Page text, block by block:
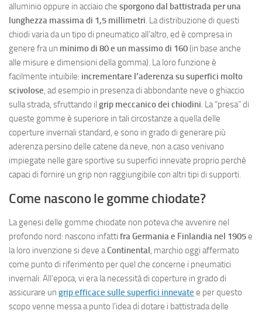
alluminio oppure in acciaio che sporgono dal battistrada per una
lunghezza massima di 1,5 millimetri . La distribuzione di questi
chiodi varia da un tipo di pneumatico all’altro, ed è compresa in
genere fra un minimo di 80 e un massimo di 160(in base anche
alle misure e dimensioni della gomma). La loro funzione è
facilmente intuibile: incrementare l’aderenza su superfici molto
scivolose , ad esempio in presenza di abbondante neve o ghiaccio
sulla strada, sfruttando il grip meccanico dei chiodini . La “presa” di
queste gomme è superiore in tali circostanze a quella delle
coperture invernali standard, e sono in grado di generare più
aderenza persino delle catene da neve, non a caso venivano
impiegate nelle gare sportive su superfici innevate proprio perché
capaci di fornire un grip non raggiungibile con altri tipi di supporti.
Come nascono le gomme chiodate?
La genesi delle gomme chiodate non poteva che avvenire nel
profondo nord: nascono infatti fra Germania e Finlandia nel 1905e
la loro invenzione si deve aContinental , marchio oggi affermato
come punto di riferimento per quel che concerne i pneumatici
invernali. All’epoca, vi era la necessità di coperture in grado di
assicurare un grip efficace sulle superfici innevate e per questo
scopo venne messa a punto l’idea di dotare i battistrada delle